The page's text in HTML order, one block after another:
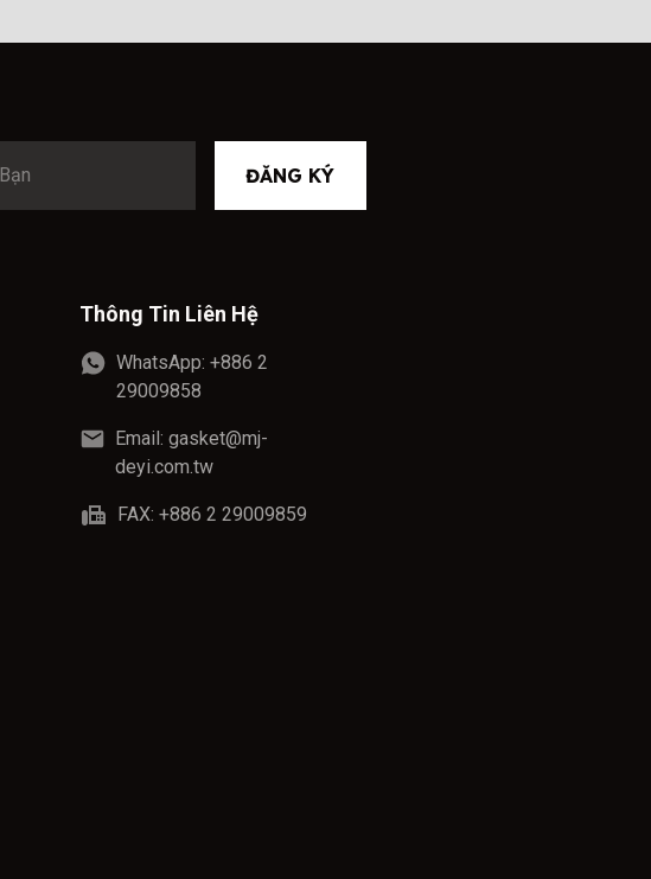
ĐĂNG KÝ
Thông Tin Liên Hệ
WhatsApp: +886 2
29009858
Email: gasket@mj-
deyi.com.tw
FAX: +886 2 29009859